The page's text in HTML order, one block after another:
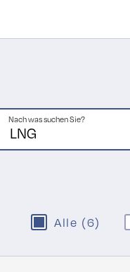
Nach was suchen Sie?
Alle (6)